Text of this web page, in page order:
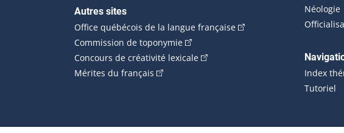
Autres sites
Office québécois de la langue française(Cet hyperlien externe
Commission de toponymie(Cet hyperlien externe s'ouvrira dans
Concours de créativité lexicale(Cet hyperlien externe s'ouvrira
Mérites du français (Cet hyperlien externe s'ouvrira dans une
Néologie
Index
Tutoriel